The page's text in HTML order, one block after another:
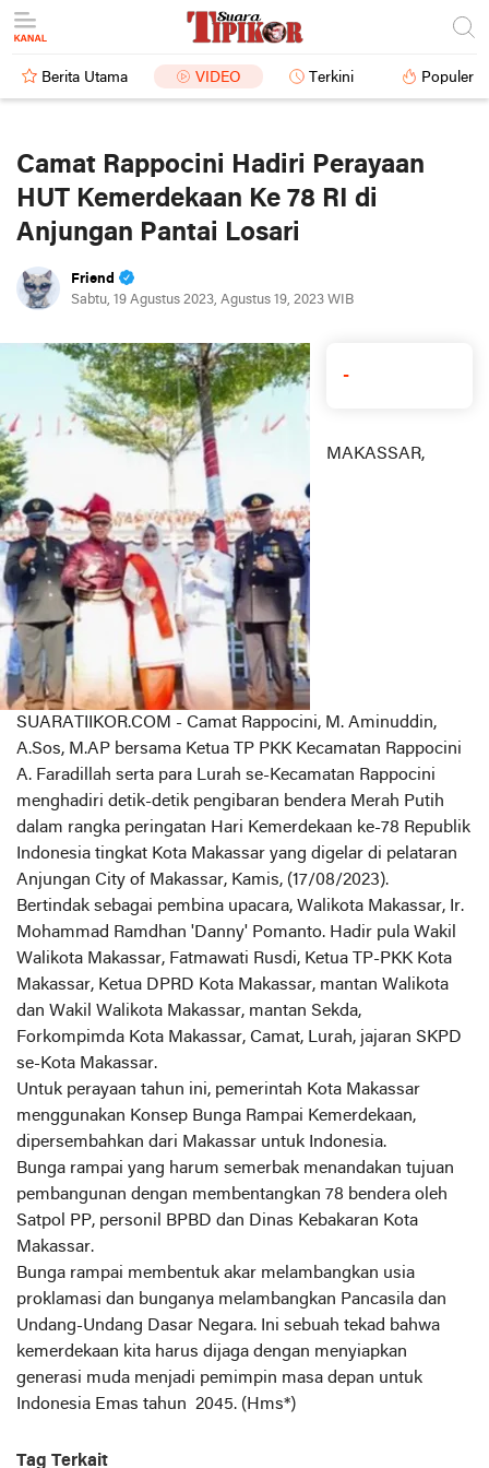
Berita Utama VIDEO Terkini Populer
Camat Rappocini Hadiri Perayaan
HUT Kemerdekaan Ke 78 RI di
Anjungan Pantai Losari
Friend
Sabtu, 19 Agustus 2023, Agustus 19, 2023 WIB
-
MAKASSAR,
SUARATIIKOR.COM - Camat Rappocini, M. Aminuddin,
A.Sos, M.AP bersama Ketua TP PKK Kecamatan Rappocini
A. Faradillah serta para Lurah se-Kecamatan Rappocini
menghadiri detik-detik pengibaran bendera Merah Putih
dalam rangka peringatan Hari Kemerdekaan ke-78 Republik
Indonesia tingkat Kota Makassar yang digelar di pelataran
Anjungan City of Makassar, Kamis, (17/08/2023).
Bertindak sebagai pembina upacara, Walikota Makassar, Ir.
Mohammad Ramdhan 'Danny' Pomanto. Hadir pula Wakil
Walikota Makassar, Fatmawati Rusdi, Ketua TP-PKK Kota
Makassar, Ketua DPRD Kota Makassar, mantan Walikota
dan Wakil Walikota Makassar, mantan Sekda,
Forkompimda Kota Makassar, Camat, Lurah, jajaran SKPD
se-Kota Makassar.
Untuk perayaan tahun ini, pemerintah Kota Makassar
menggunakan Konsep Bunga Rampai Kemerdekaan,
dipersembahkan dari Makassar untuk Indonesia.
Bunga rampai yang harum semerbak menandakan tujuan
pembangunan dengan membentangkan 78 bendera oleh
Satpol PP, personil BPBD dan Dinas Kebakaran Kota
Makassar.
Bunga rampai membentuk akar melambangkan usia
proklamasi dan bunganya melambangkan Pancasila dan
Undang-Undang Dasar Negara. Ini sebuah tekad bahwa
kemerdekaan kita harus dijaga dengan menyiapkan
generasi muda menjadi pemimpin masa depan untuk
Indonesia Emas tahun 2045. (Hms*)
Tag Terkait